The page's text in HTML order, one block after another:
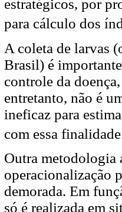
estratégicos, por
para cálculo dos
A coleta de larvas
Brasil) é
controle da
entretanto, não é
ineficaz para
com essa
Outra metodologia
operacionalização
demorada. Em
só é realizada em